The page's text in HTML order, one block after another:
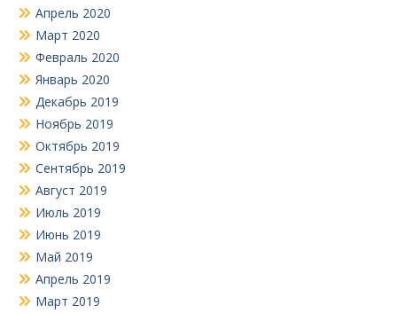
Апрель 2020
Март 2020
Февраль 2020
Январь 2020
Декабрь 2019
Ноябрь 2019
Октябрь 2019
Сентябрь 2019
Август 2019
Июль 2019
Июнь 2019
Май 2019
Апрель 2019
Март 2019